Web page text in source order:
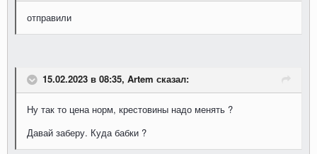
отправили
15.02.2023 в 08:35, Artem сказал:
Ну так то цена норм, крестовины надо менять ?
Давай заберу. Куда бабки ?